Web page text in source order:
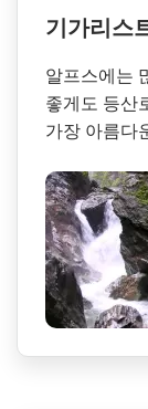
기가리스
알프스에는
좋게도 등산
가장 아름다